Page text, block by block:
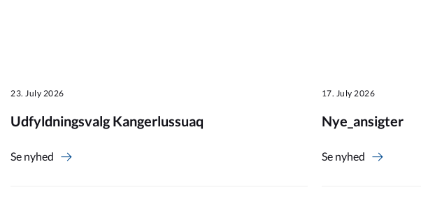
23. July 2026
Udfyldningsvalg Kangerlussuaq
Se nyhed
17. July 2026
Nye_ansigter
Se nyhed